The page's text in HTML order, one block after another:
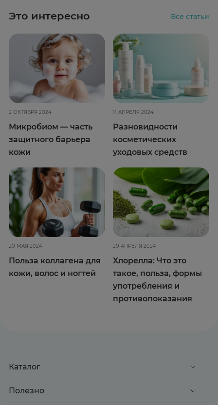
Это интересно Все статьи
2 ОКТЯБРЯ 2024
Микробиом — часть
защитного барьера
кожи
11 АПРЕЛЯ 2024
Разновидности
косметических
уходовых средств
20 МАЯ 2024
Польза коллагена для
кожи, волос и ногтей
20 АПРЕЛЯ 2024
Хлорелла: Что это
такое, польза, формы
употребления и
противопоказания
Каталог
Акции
Полезно